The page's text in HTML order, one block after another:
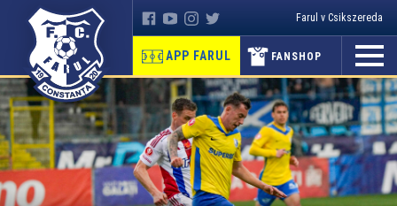
Farul v Csikszereda
APP FARUL FANSHOP